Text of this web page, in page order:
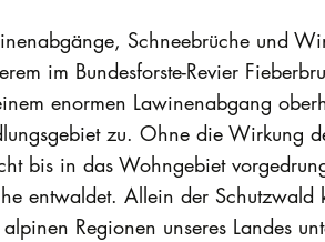
Schneebrüche und
im Bundesforste-Revier
enormen Lawinenabgang
zu. Ohne die Wirkung
bis in das Wohngebiet
entwaldet. Allein der Schutzwald
Regionen unseres Landes